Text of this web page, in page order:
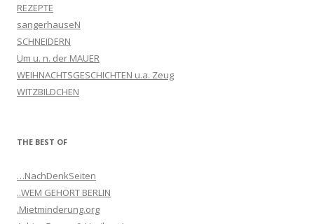
REZEPTE
sangerhauseN
SCHNEIDERN
Um u. n. der MAUER
WEIHNACHTSGESCHICHTEN u.a. Zeug
WITZBILDCHEN
THE BEST OF
…NachDenkSeiten
..WEM GEHÖRT BERLIN
.Mietminderung.org